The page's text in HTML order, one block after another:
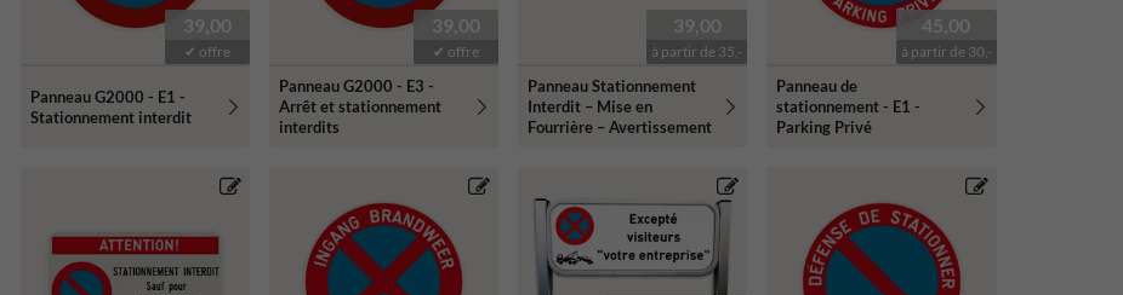
39,00
✔ offre
Panneau G2000 - E1 -
Stationnement interdit
39,00
✔ offre
Panneau G2000 - E3 -
Arrêt et stationnement
interdits
39,00
à partir de 35,-
Panneau Stationnement
Interdit – Mise en
Fourrière – Avertissement
45,00
à partir de 30,-
Panneau de
stationnement - E1 -
Parking Privé